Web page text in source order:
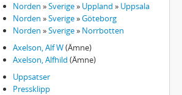
Norden »Sverige» Uppland » Uppsala
Norden »Sverige»Göteborg
Norden »Sverige» Norrbotten
Axelson, Alf W(Ämne)
Axelson, Alfhild (Ämne)
Uppsatser
Pressklipp